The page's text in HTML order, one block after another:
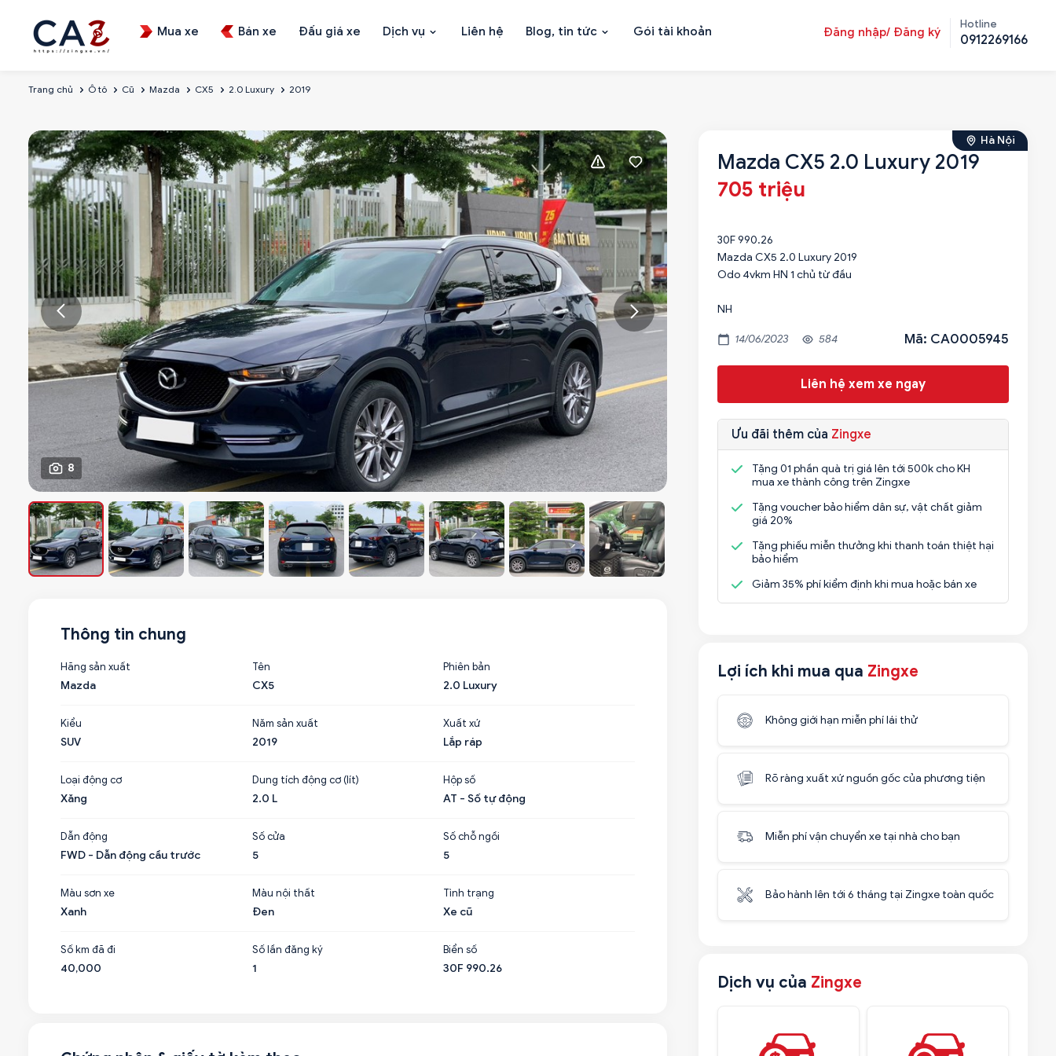
Mua xe Bán xe Đấu giá xe Dịch vụ Liên hệ Blog, tin tức Gói tài khoản Đăng nhập/ Đăng ký
Hotline
0912269166
Trang chủ Ô tô Cũ Mazda CX5 2.0 Luxury 2019
8
Hà Nội
Mazda CX5 2.0 Luxury 2019
705 triệu
30F 990.26
Mazda CX5 2.0 Luxury 2019
Odo 4vkm HN 1 chủ từ đầu
NH
14/06/2023 584 Mã: CA0005945
Liên hệ xem xe ngay
Ưu đãi thêm của Zingxe
Tặng 01 phần quà trị giá lên tới 500k cho KH
mua xe thành công trên Zingxe
Tặng voucher bảo hiểm dân sự, vật chất giảm
giá 20%
Tặng phiếu miễn thưởng khi thanh toán thiệt hại
bảo hiểm
Giảm 35% phí kiểm định khi mua hoặc bán xe
Lợi ích khi mua qua Zingxe
Không giới hạn miễn phí lái thử
Rõ ràng xuất xứ nguồn gốc của phương tiện
Miễn phí vận chuyển xe tại nhà cho bạn
Bảo hành lên tới 6 tháng tại Zingxe toàn quốc
Dịch vụ của Zingxe
Thông tin chung
Hãng sản xuất
Mazda
Tên
CX5
Phiên bản
2.0 Luxury
Kiểu
SUV
Năm sản xuất
2019
Xuất xứ
Lắp ráp
Loại động cơ
Xăng
Dung tích động cơ (lít)
2.0 L
Hộp số
AT - Số tự động
Dẫn động
FWD - Dẫn động cầu trước
Số cửa
5
Số chỗ ngồi
5
Màu sơn xe
Xanh
Màu nội thất
Đen
Tình trạng
Xe cũ
Số km đã đi
40,000
Số lần đăng ký
1
Biển số
30F 990.26